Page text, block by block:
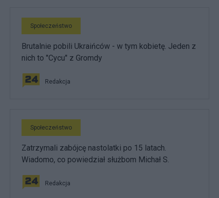
Społeczeństwo
Brutalnie pobili Ukraińców - w tym kobietę. Jeden z
nich to "Cycu" z Gromdy
Redakcja
Społeczeństwo
Zatrzymali zabójcę nastolatki po 15 latach.
Wiadomo, co powiedział służbom Michał S.
Redakcja